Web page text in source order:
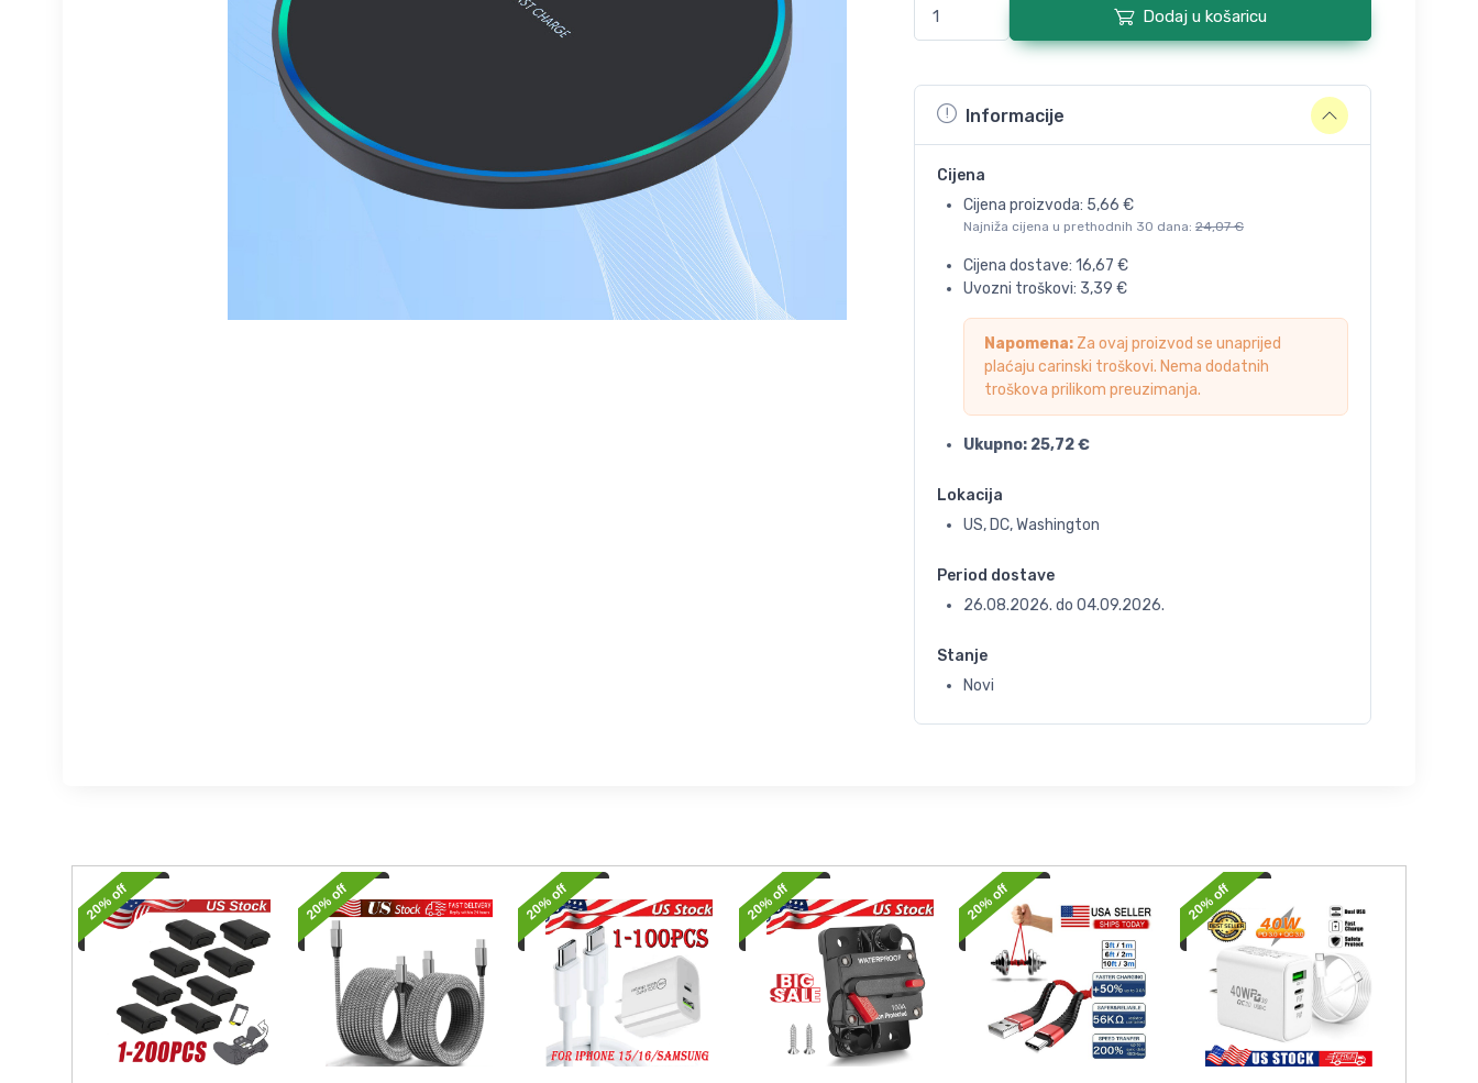
Dodaj u košaricu
Informacije
Cijena
Cijena proizvoda: 5,66 €
Najniža cijena u prethodnih 30 dana: 24,07 €
Cijena dostave: 16,67 €
Uvozni troškovi: 3,39 €
Napomena:Za ovaj proizvod se unaprijed
plaćaju carinski troškovi. Nema dodatnih
troškova prilikom preuzimanja.
Ukupno: 25,72€
Lokacija
US, DC, Washington
Period dostave
26.08.2026. do 04.09.2026.
Stanje
Novi